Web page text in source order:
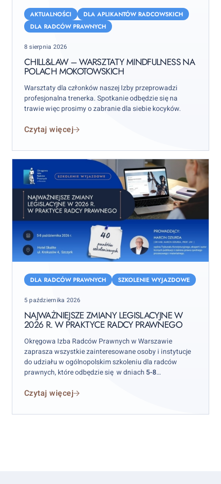
warsztaty
Polach
Mokotowskich
AKTUALNOŚCI
DLA APLIKANTÓW RADCOWSKICH
DLA RADCÓW PRAWNYCH
Posted
8 sierpnia 2026
CHILL&LAW – WARSZTATY MINDFULNESS NA
POLACH MOKOTOWSKICH
Warsztaty dla członków naszej Izby przeprowadzi
profesjonalna trenerka. Spotkanie odbędzie się na
trawie więc prosimy o zabranie dla siebie kocyków.
Czytaj więcej
zmiany
2026
praktyce
radcy
prawnego
DLA RADCÓW PRAWNYCH SZKOLENIE WYJAZDOWE
Posted
5 października 2026
NAJWAŻNIEJSZE ZMIANY LEGISLACYJNE W
2026 R. W PRAKTYCE RADCY PRAWNEGO
Okręgowa Izba Radców Prawnych w Warszawie
zaprasza wszystkie zainteresowane osoby i instytucje
do udziału w ogólnopolskim szkoleniu dla radców
prawnych, które odbędzie się w dniach 5-8
Czytaj więcej